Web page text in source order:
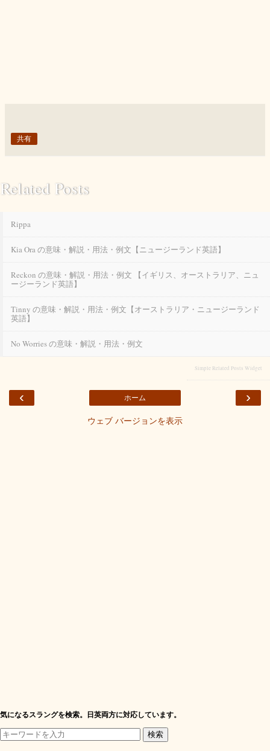
共有
Related Posts
Rippa
Kia Ora の意味・解説・用法・例文【ニュージーランド英語】
Reckon の意味・解説・用法・例文 【イギリス、オーストラリア、ニュ
ージーランド英語】
Tinny の意味・解説・用法・例文【オーストラリア・ニュージーランド
英語】
No Worries の意味・解説・用法・例文
Simple Related Posts Widget
‹ ›
ホーム
ウェブ バージョンを表示
気になるスラングを検索。日英両方に対応しています。